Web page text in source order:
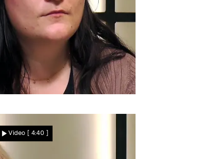
Lisa war noch nie feiern
Video [ 4:40 ]